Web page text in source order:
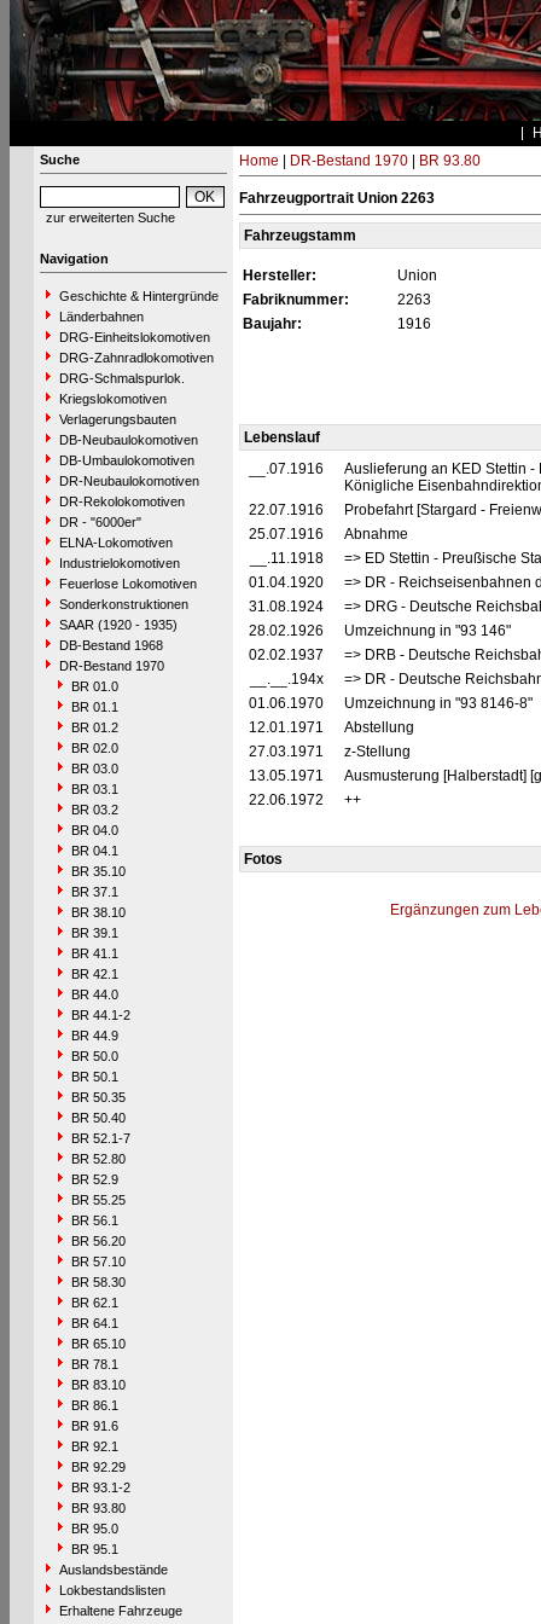
Suche
zur erweiterten Suche
Navigation
Geschichte & Hintergründe
Länderbahnen
DRG-Einheitslokomotiven
DRG-Zahnradlokomotiven
DRG-Schmalspurlok.
Kriegslokomotiven
Verlagerungsbauten
DB-Neubaulokomotiven
DB-Umbaulokomotiven
DR-Neubaulokomotiven
DR-Rekolokomotiven
DR - "6000er"
ELNA-Lokomotiven
Industrielokomotiven
Feuerlose Lokomotiven
Sonderkonstruktionen
SAAR (1920 - 1935)
DB-Bestand 1968
DR-Bestand 1970
BR 01.0
BR 01.1
BR 01.2
BR 02.0
BR 03.0
BR 03.1
BR 03.2
BR 04.0
BR 04.1
BR 35.10
BR 37.1
BR 38.10
BR 39.1
BR 41.1
BR 42.1
BR 44.0
BR 44.1-2
BR 44.9
BR 50.0
BR 50.1
BR 50.35
BR 50.40
BR 52.1-7
BR 52.80
BR 52.9
BR 55.25
BR 56.1
BR 56.20
BR 57.10
BR 58.30
BR 62.1
BR 64.1
BR 65.10
BR 78.1
BR 83.10
BR 86.1
BR 91.6
BR 92.1
BR 92.29
BR 93.1-2
BR 93.80
BR 95.0
BR 95.1
Auslandsbestände
Lokbestandslisten
Erhaltene Fahrzeuge
Home DR-Bestand 1970| BR 93.80
Fahrzeugportrait Union 2263
Fahrzeugstamm
Hersteller:
Union
Fabriknummer:
2263
Baujahr:
1916
Lebenslauf
__.07.1916
Auslieferung an KED Stettin
Königliche
22.07.1916
Probefahrt [Stargard -
25.07.1916
Abnahme
__.11.1918
=> ED Stettin - Preußische
01.04.1920
=> DR - Reichseisenbahnen
31.08.1924
=> DRG - Deutsche
28.02.1926
Umzeichnung in "93 146"
02.02.1937
=> DRB - Deutsche
__.__.194x
=> DR - Deutsche
01.06.1970
Umzeichnung in "93 8146-8"
12.01.1971
Abstellung
27.03.1971
z-Stellung
13.05.1971
Ausmusterung [Halberstadt]
22.06.1972
++
Fotos
Ergänzungen zum